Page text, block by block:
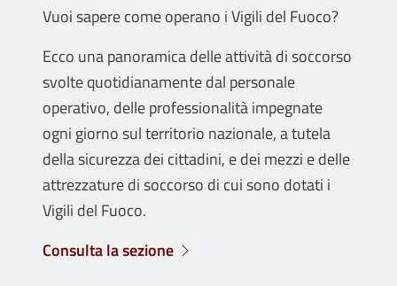
Vuoi sapere come operano i Vigili del Fuoco?
Ecco una panoramica delle attività di soccorso
svolte quotidianamente dal personale
operativo, delle professionalità impegnate
ogni giorno sul territorio nazionale, a tutela
della sicurezza dei cittadini, e dei mezzi e delle
attrezzature di soccorso di cui sono dotati i
Vigili del Fuoco.
Consulta la sezione